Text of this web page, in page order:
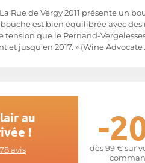
Rue de Vergy 2011 présente un
est bien équilibrée avec
tension que le Pernand-
et jusqu'en 2017. » (Wine Advocate
au
!
avis
-
dès 99 € sur